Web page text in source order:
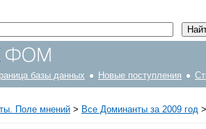
базы данных Новые поступления
Поле мнений > Все Доминанты за 2009 год >